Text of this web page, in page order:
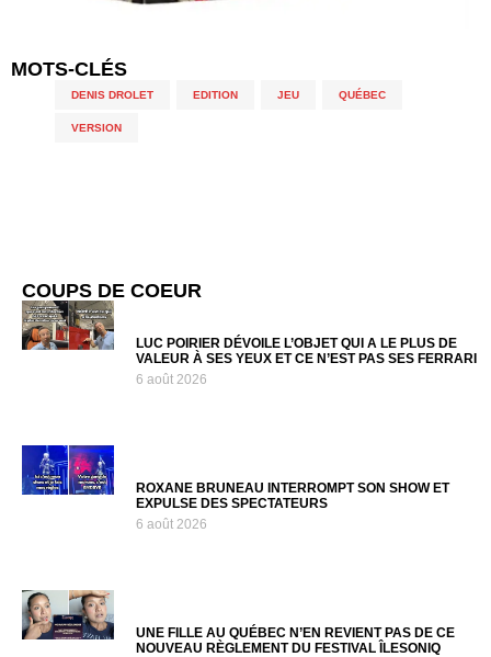
MOTS-CLÉS
DENIS DROLET EDITION JEU QUÉBEC
VERSION
COUPS DE COEUR
LUC POIRIER DÉVOILE L’OBJET QUI A LE PLUS DE
VALEUR À SES YEUX ET CE N’EST PAS SES FERRARI
6 août 2026
ROXANE BRUNEAU INTERROMPT SON SHOW ET
EXPULSE DES SPECTATEURS
6 août 2026
UNE FILLE AU QUÉBEC N’EN REVIENT PAS DE CE
NOUVEAU RÈGLEMENT DU FESTIVAL ÎLESONIQ